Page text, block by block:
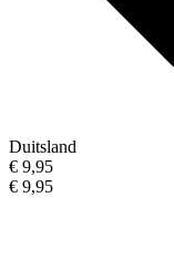
Duitsland
€ 9,95
€ 9,95